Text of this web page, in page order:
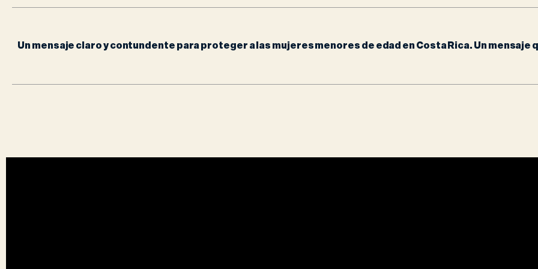
Un mensaje claro y contundente para proteger a las mujeres menores de edad en Costa Rica. Un mensaje